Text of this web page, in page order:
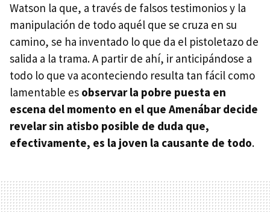
Watson la que, a través de falsos testimonios y la
manipulación de todo aquél que se cruza en su
camino, se ha inventado lo que da el pistoletazo de
salida a la trama. A partir de ahí, ir anticipándose a
todo lo que va aconteciendo resulta tan fácil como
lamentable es observar la pobre puesta en
escena del momento en el que Amenábar decide
revelar sin atisbo posible de duda que,
efectivamente, es la joven la causante de todo.